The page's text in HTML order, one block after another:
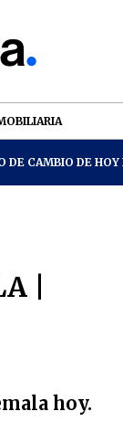
DE CAMBIO DE HOY
|
hoy.